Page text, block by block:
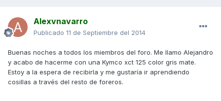
Alexvnavarro
Publicado 11 de Septiembre del 2014
Buenas noches a todos los miembros del foro. Me llamo Alejandro
y acabo de hacerme con una Kymco xct 125 color gris mate.
Estoy a la espera de recibirla y me gustaría ir aprendiendo
cosillas a través del resto de foreros.